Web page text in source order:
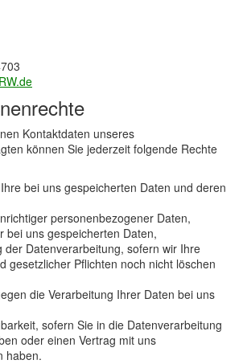
Kontaktdaten unseres
können Sie jederzeit folgende Rechte
bei uns gespeicherten Daten und deren
personenbezogener Daten,
bei uns gespeicherten Daten,
der Datenverarbeitung, sofern wir Ihre
gesetzlicher Pflichten noch nicht löschen
die Verarbeitung Ihrer Daten bei uns
sofern Sie in die Datenverarbeitung
oder einen Vertrag mit uns
haben.